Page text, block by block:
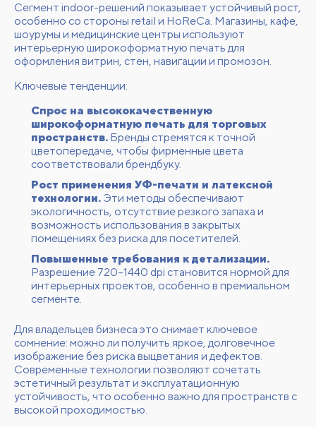
Сегмент indoor-решений показывает устойчивый рост,
особенно со стороны retail и HoReCa. Магазины, кафе,
шоурумы и медицинские центры используют
интерьерную широкоформатную печать для
оформления витрин, стен, навигации и промозон.
Ключевые тенденции:
Спрос на высококачественную
широкоформатную печать для торговых
пространств. Бренды стремятся к точной
цветопередаче, чтобы фирменные цвета
соответствовали брендбуку.
Рост применения УФ-печати и латексной
технологии. Эти методы обеспечивают
экологичность, отсутствие резкого запаха и
возможность использования в закрытых
помещениях без риска для посетителей.
Повышенные требования к детализации.
Разрешение 720–1440 dpi становится нормой для
интерьерных проектов, особенно в премиальном
сегменте.
Для владельцев бизнеса это снимает ключевое
сомнение: можно ли получить яркое, долговечное
изображение без риска выцветания и дефектов.
Современные технологии позволяют сочетать
эстетичный результат и эксплуатационную
устойчивость, что особенно важно для пространств с
высокой проходимостью.